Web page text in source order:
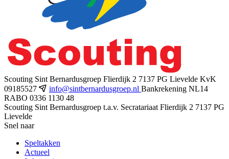
Scouting Sint Bernardusgroep Flierdijk 2 7137 PG Lievelde KvK
09185527
info@sintbernardusgroep.nl Bankrekening NL14
RABO 0336 1130 48
Scouting Sint Bernardusgroep t.a.v. Secratariaat Flierdijk 2 7137 PG
Lievelde
Snel naar
Speltakken
Actueel